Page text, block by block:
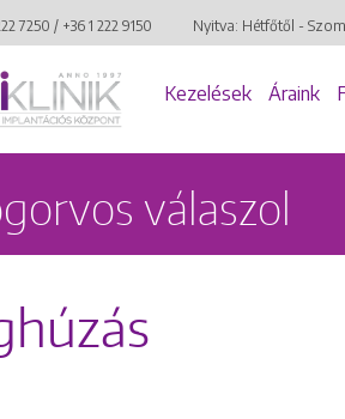
7250 / +36 1 222 9150 Nyitva: Hétfőtől -
Kezelések Áraink
válaszol